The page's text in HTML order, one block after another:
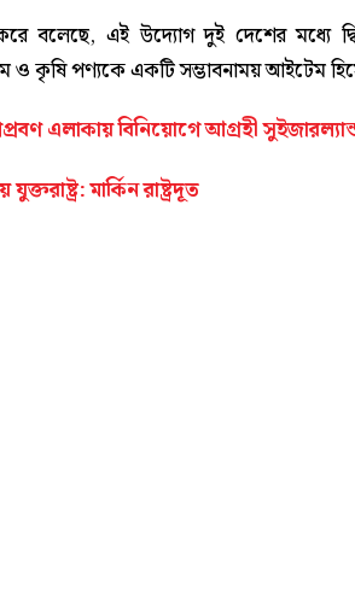
বলেছে, এই উদ্যোগ দুই দেশের মধ্যে
ও কৃষি পণ্যকে একটি সম্ভাবনাময় আইটেম
এলাকায় বিনিয়োগে আগ্রহী
মার্কিন রাষ্ট্রদূত